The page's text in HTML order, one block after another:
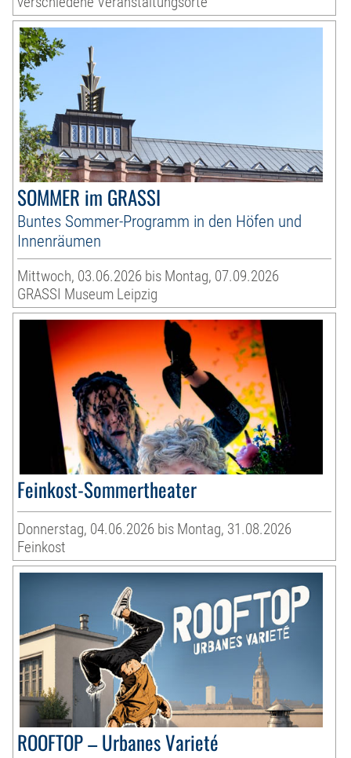
SOMMER im GRASSI
Buntes Sommer-Programm in den Höfen und
Innenräumen
Mittwoch, 03.06.2026 bis Montag, 07.09.2026
GRASSI Museum Leipzig
Feinkost-Sommertheater
Donnerstag, 04.06.2026 bis Montag, 31.08.2026
Feinkost
ROOFTOP – Urbanes Varieté